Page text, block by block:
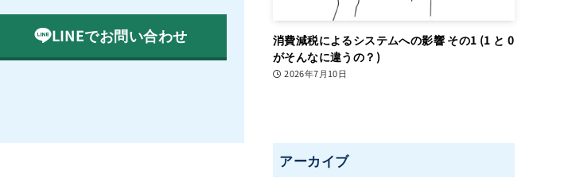
LINEでお問い合わせ
消費減税によるシステムへの影響 その1 (1 と 0
がそんなに違うの？)
2026年7月10日
アーカイブ